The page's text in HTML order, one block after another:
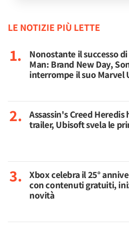
LE NOTIZIE PIÙ LETTE
Nonostante il successo
Man: Brand New Day,
interrompe il suo Marvel
Assassin's Creed Heredis
trailer, Ubisoft svela le
Xbox celebra il 25°
con contenuti gratuiti,
novità